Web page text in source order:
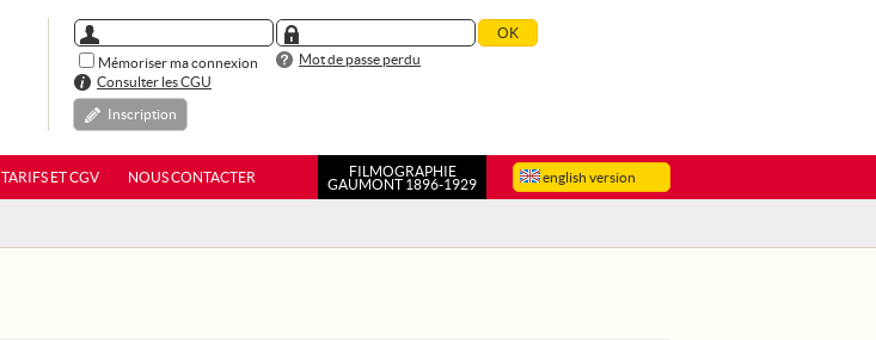
Mémoriser ma connexion
Mot de passe perdu
Consulter les CGU
Inscription
english version
TARIFS ET CGV NOUS CONTACTER
FILMOGRAPHIE
GAUMONT 1896-1929